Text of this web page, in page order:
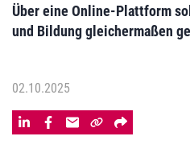
Über eine Online-Plattform
und Bildung gleichermaßen
02.10.2025